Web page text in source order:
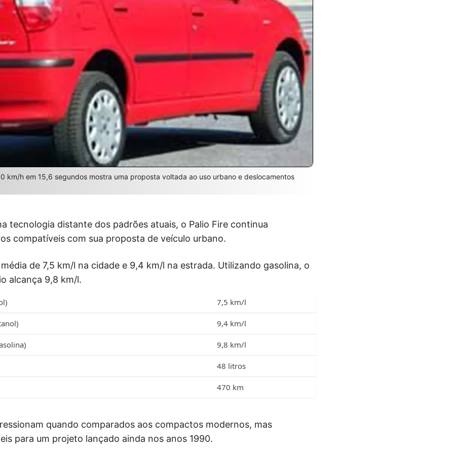
km/h em 15,6 segundos mostra uma proposta voltada ao uso urbano e deslocamentos
tecnologia distante dos padrões atuais, o Palio Fire continua
compatíveis com sua proposta de veículo urbano.
de 7,5 km/l na cidade e 9,4 km/l na estrada. Utilizando gasolina, o
alcança 9,8 km/l.
7,5 km/l
9,4 km/l
9,8 km/l
48 litros
470 km
quando comparados aos compactos modernos, mas
para um projeto lançado ainda nos anos 1990.